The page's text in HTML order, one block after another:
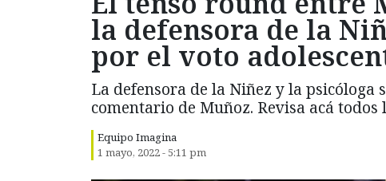
la defensora de la
por el voto
La defensora de la Niñez y la
comentario de Muñoz. Revisa acá todos
Equipo Imagina
1 mayo, 2022 - 5:11 pm